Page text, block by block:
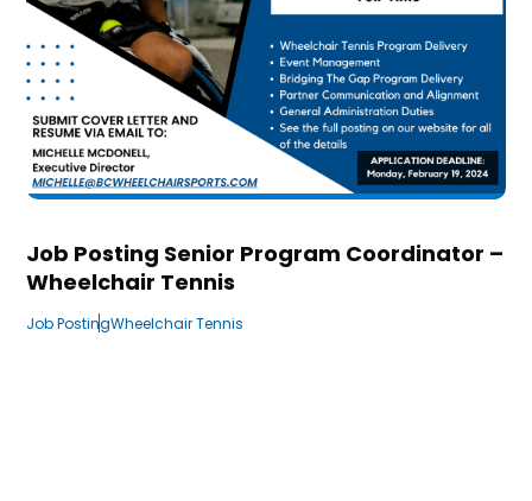
Job Posting Senior Program Coordinator –
Wheelchair Tennis
Job PostingWheelchair Tennis